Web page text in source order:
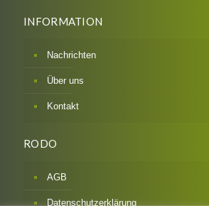
INFORMATION
Nachrichten
Über uns
Kontakt
RODO
AGB
Datenschutzerklärung